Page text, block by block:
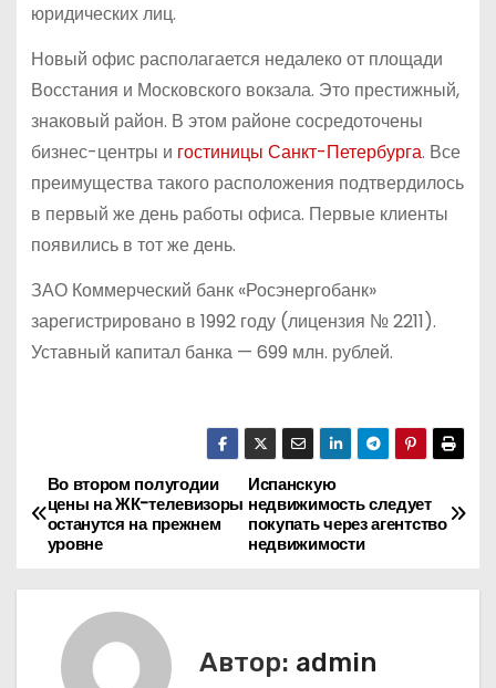
юридических лиц.
Новый офис располагается недалеко от площади
Восстания и Московского вокзала. Это престижный,
знаковый район. В этом районе сосредоточены
бизнес-центры и гостиницы Санкт-Петербурга. Все
преимущества такого расположения подтвердилось
в первый же день работы офиса. Первые клиенты
появились в тот же день.
ЗАО Коммерческий банк «Росэнергобанк»
зарегистрировано в 1992 году (лицензия № 2211).
Уставный капитал банка — 699 млн. рублей.
Н
а
в
Испанскую
недвижимость следует
покупать через агентство
недвижимости
Во втором полугодии
цены на ЖК-телевизоры
останутся на прежнем
уровне
Автор: admin